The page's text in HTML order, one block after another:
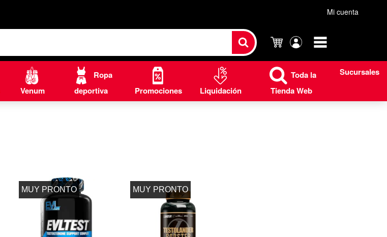
Mi cuenta
Carrito
cuenta
Venum
Ropa
deportiva
Promociones Liquidación
Toda la
Tienda Web
Sucursales
MUY PRONTO MUY PRONTO